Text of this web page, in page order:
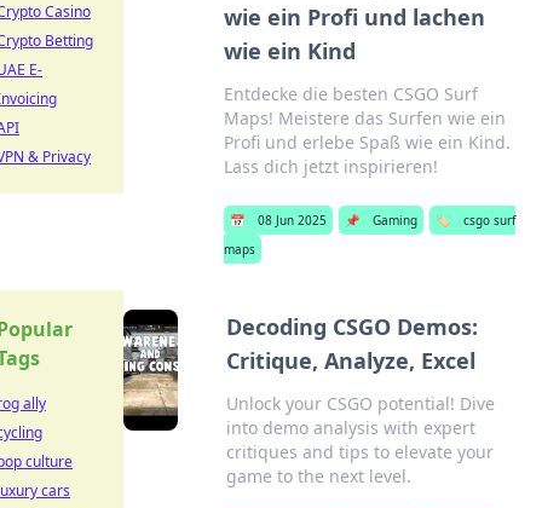
wie ein Profi und lachen
wie ein Kind
Entdecke die besten CSGO Surf
Maps! Meistere das Surfen wie ein
Profi und erlebe Spaß wie ein Kind.
Lass dich jetzt inspirieren!
📅 08 Jun 2025 📌 Gaming 🏷️
csgo surf
maps
Decoding CSGO Demos:
Critique, Analyze, Excel
Unlock your CSGO potential! Dive
into demo analysis with expert
critiques and tips to elevate your
game to the next level.
Casino
Betting
E-
& Privacy
ally
culture
cars